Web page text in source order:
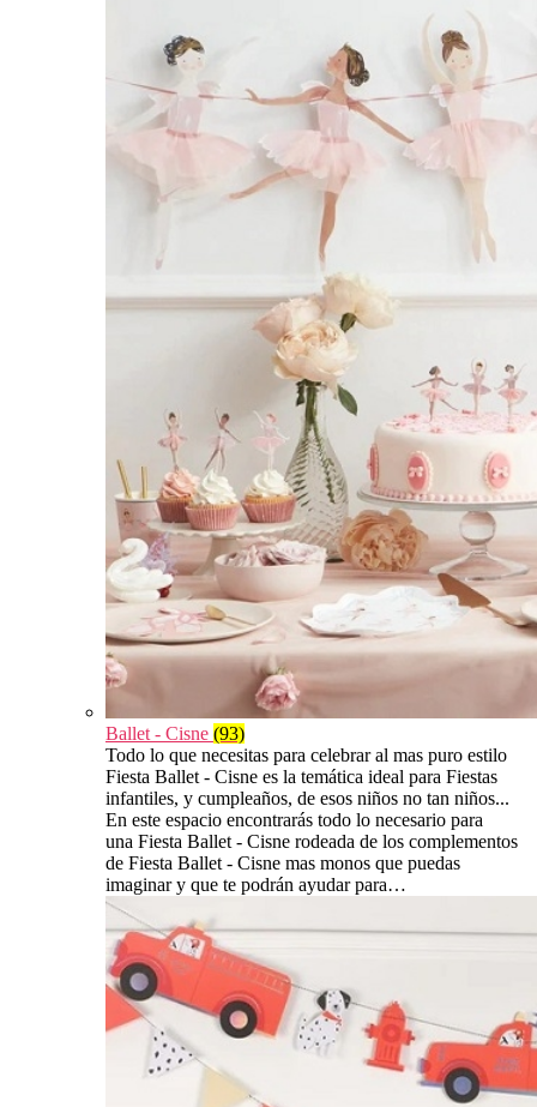
Ballet - Cisne (93)
Todo lo que necesitas para celebrar al mas puro estilo
Fiesta Ballet - Cisne es la temática ideal para Fiestas
infantiles, y cumpleaños, de esos niños no tan niños...
En este espacio encontrarás todo lo necesario para
una Fiesta Ballet - Cisne rodeada de los complementos
de Fiesta Ballet - Cisne mas monos que puedas
imaginar y que te podrán ayudar para…